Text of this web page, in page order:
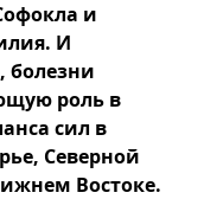
и
И
болезни
роль в
сил в
Северной
Востоке.